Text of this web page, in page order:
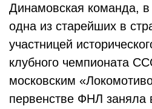
Динамовская команда,
одна из старейших в
участницей
клубного чемпионата
московским
первенстве ФНЛ заняла